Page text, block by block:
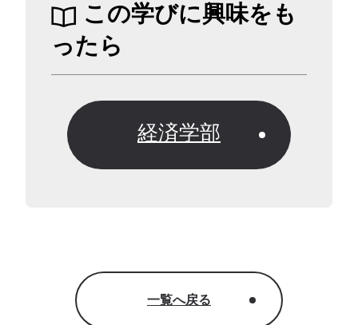
この学びに興味をも
ったら
経済学部
一覧へ戻る